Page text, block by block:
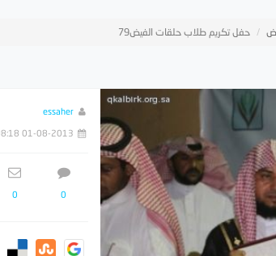
حفل تكريم طلاب حلقات الفيض79
essaher
01-08-2013 08:18 صباحاً
0
0